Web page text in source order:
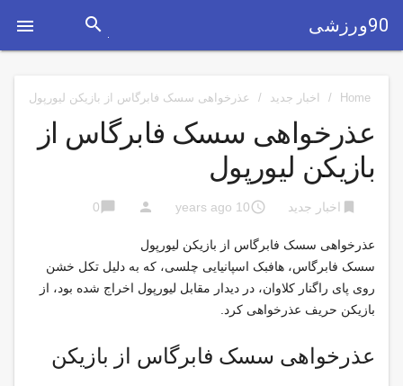
 90ورزشی search
Home
/ اخبار جدید / عذرخواهی سسک فابرگاس از بازیکن لیورپول
عذرخواهی سسک فابرگاس از
بازیکن لیورپول
bookmark اخبار جدید access_time
10 years ago
person
chat_bubble
0
عذرخواهی سسک فابرگاس از بازیکن لیورپول
سسک فابرگاس، هافبک اسپانیایی چلسی، که به دلیل تکل خشن
روی پای راگنار کلاوان، در دیدار مقابل لیورپول اخراج شده بود، از
بازیکن حریف عذرخواهی کرد.
عذرخواهی سسک فابرگاس از بازیکن